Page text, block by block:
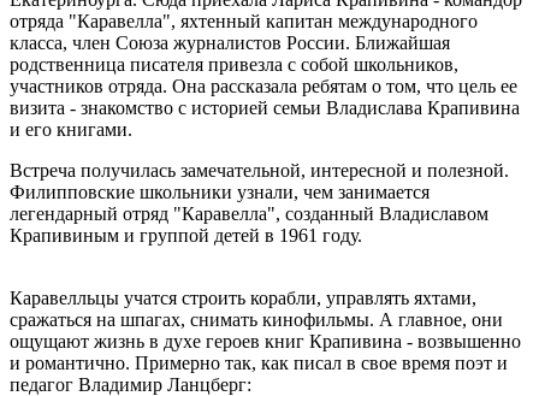
отряда "Каравелла", яхтенный капитан международного
класса, член Союза журналистов России. Ближайшая
родственница писателя привезла с собой школьников,
участников отряда. Она рассказала ребятам о том, что цель ее
визита - знакомство с историей семьи Владислава Крапивина
и его книгами.
Встреча получилась замечательной, интересной и полезной.
Филипповские школьники узнали, чем занимается
легендарный отряд "Каравелла", созданный Владиславом
Крапивиным и группой детей в 1961 году.
Каравелльцы учатся строить корабли, управлять яхтами️,
сражаться на шпагах, снимать кинофильмы. А главное, они
ощущают жизнь в духе героев книг Крапивина - возвышенно
и романтично. Примерно так, как писал в свое время поэт и
педагог Владимир Ланцберг: